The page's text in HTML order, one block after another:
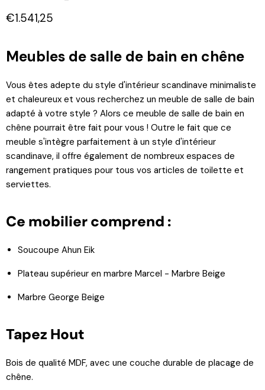
Prix actuel
€1.541,25
Meubles de salle de bain en chêne
Vous êtes adepte du style d'intérieur scandinave minimaliste
et chaleureux et vous recherchez un meuble de salle de bain
adapté à votre style ? Alors ce meuble de salle de bain en
chêne pourrait être fait pour vous ! Outre le fait que ce
meuble s'intègre parfaitement à un style d'intérieur
scandinave, il offre également de nombreux espaces de
rangement pratiques pour tous vos articles de toilette et
serviettes.
Ce mobilier comprend :
Soucoupe Ahun Eik
Plateau supérieur en marbre Marcel - Marbre Beige
Marbre George Beige
Tapez Hout
Bois de qualité MDF, avec une couche durable de placage de
chêne.